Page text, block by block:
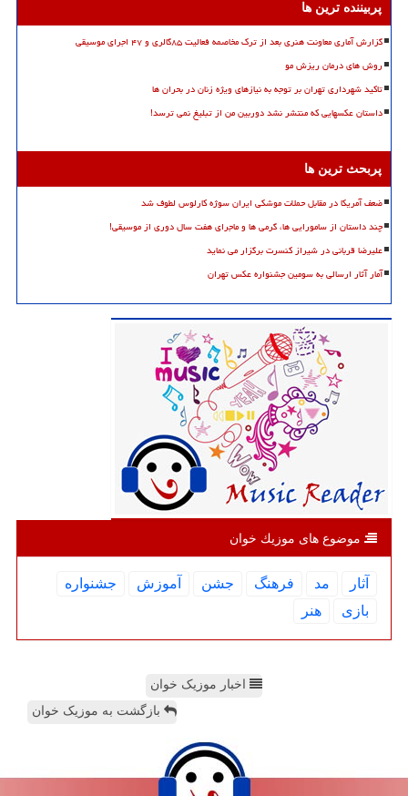
پربیننده ترین ها
گزارش آماری معاونت هنری بعد از ترک مخاصمه فعالیت ۸۵گالری و ۴۷ اجرای موسیقی
روش های درمان ریزش مو
تاکید شهرداری تهران بر توجه به نیازهای ویژه زنان در بحران ها
داستان عکسهایی که منتشر نشد دوربین من از تبلیغ نمی ترسد!
پربحث ترین ها
ضعف آمریکا در مقابل حملات موشکی ایران سوژه کارلوس لطوف شد
چند داستان از سامورایی ها، گرمی ها و ماجرای هفت سال دوری از موسیقی!
علیرضا قربانی در شیراز کنسرت برگزار می نماید
آمار آثار ارسالی به سومین جشنواره عکس تهران
موضوع های موزیك خوان
آثار مد فرهنگ جشن آموزش
جشنواره
بازی
هنر
اخبار موزیک خوان
بازگشت به موزیک خوان